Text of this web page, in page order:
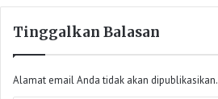
Tinggalkan Balasan
Alamat email Anda tidak akan dipublikasikan.